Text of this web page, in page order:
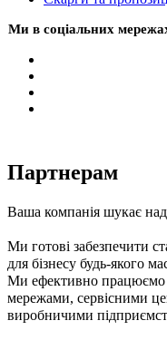
Ми в соціальних
Партнерам
Ваша компанія шукає
Ми готові забезпечити
для бізнесу будь-якого
Ми ефективно працюємо
мережами, сервісними
виробничими